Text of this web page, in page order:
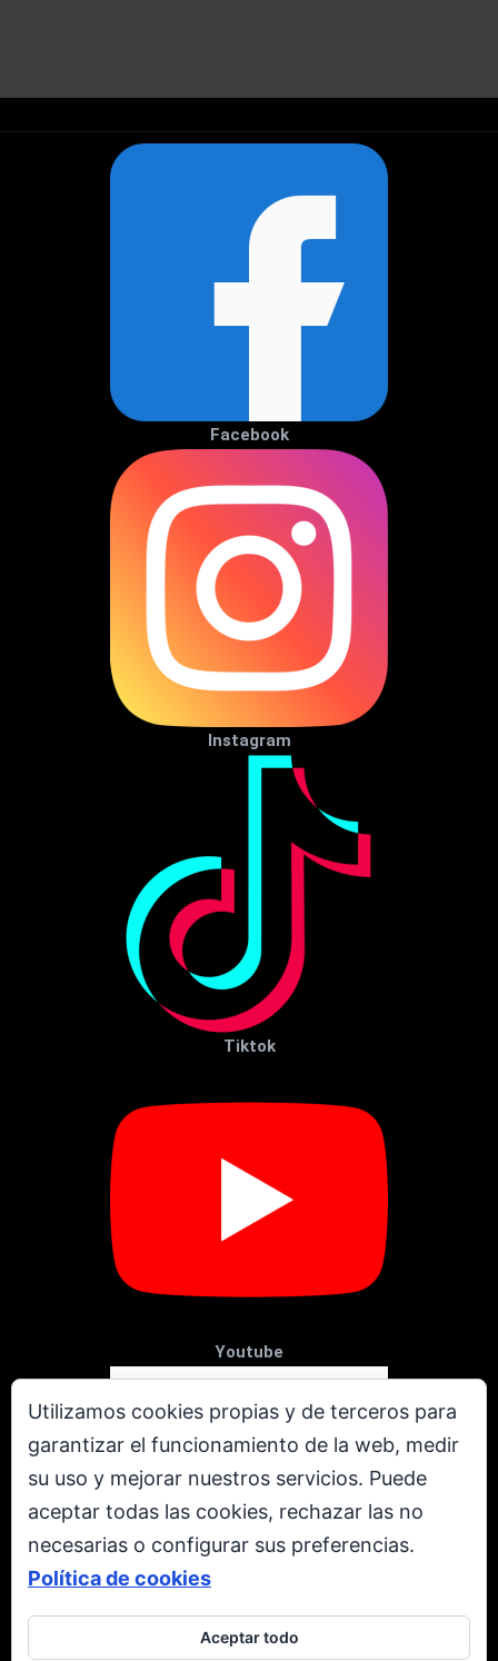
Utilizamos cookies propias y de terceros para
garantizar el funcionamiento de la web, medir
su uso y mejorar nuestros servicios. Puede
aceptar todas las cookies, rechazar las no
necesarias o configurar sus preferencias.
Política de cookies
Aceptar todo
Facebook
Instagram
Tiktok
Youtube